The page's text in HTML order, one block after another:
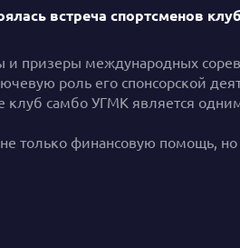
встреча спортсменов
призеры международных
роль его спонсорской
клуб самбо УГМК является
только финансовую помощь,